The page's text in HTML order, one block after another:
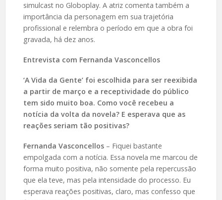
simulcast no Globoplay. A atriz comenta também a
importância da personagem em sua trajetória
profissional e relembra o período em que a obra foi
gravada, há dez anos.
Entrevista com Fernanda Vasconcellos
‘A Vida da Gente’ foi escolhida para ser reexibida
a partir de março e a receptividade do público
tem sido muito boa. Como você recebeu a
notícia da volta da novela? E esperava que as
reações seriam tão positivas?
Fernanda Vasconcellos– Fiquei bastante
empolgada com a notícia. Essa novela me marcou de
forma muito positiva, não somente pela repercussão
que ela teve, mas pela intensidade do processo. Eu
esperava reações positivas, claro, mas confesso que